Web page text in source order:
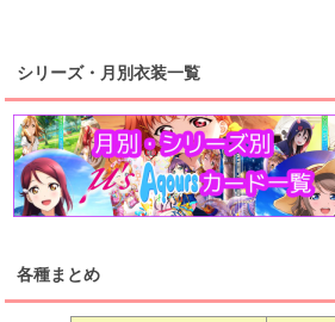
桜内梨子 高海千歌
浦の星女学院1年生
上原歩夢 宮下愛
虹ヶ咲学園1年生
シリーズ・月別衣装一覧
各種まとめ